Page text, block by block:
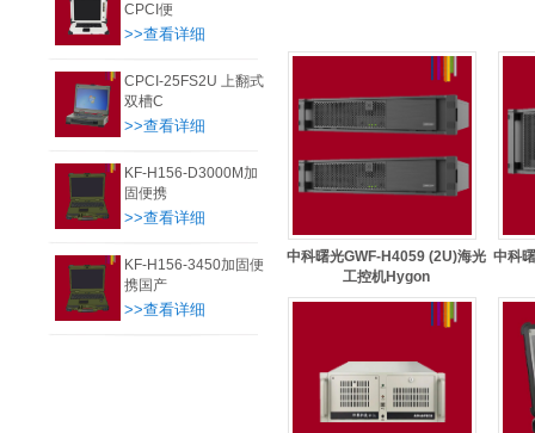
CPCI便
>>查看详细
CPCI-25FS2U 上翻式
双槽C
>>查看详细
KF-H156-D3000M加
固便携
>>查看详细
KF-H156-3450加固便
携国产
>>查看详细
中科曙光GWF-H4059 (2U)海光
工控机Hygon
中科